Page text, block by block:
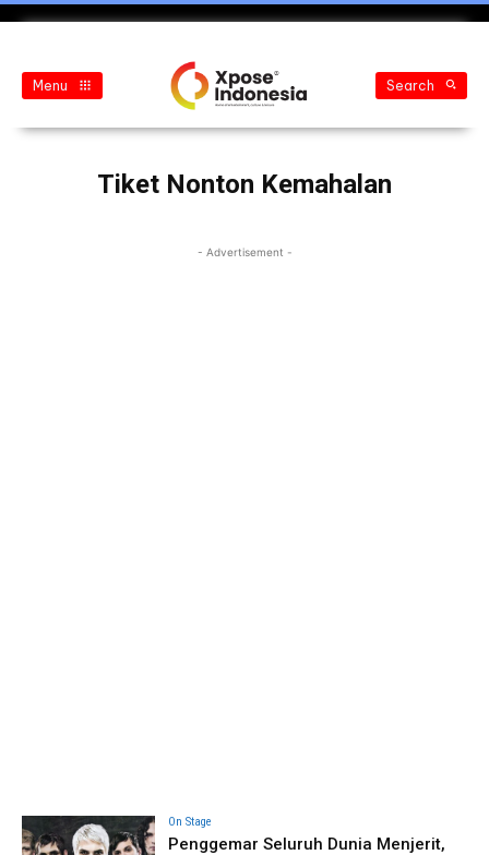
Menu Search
Tiket Nonton Kemahalan
- Advertisement -
On Stage
Penggemar Seluruh Dunia Menjerit,